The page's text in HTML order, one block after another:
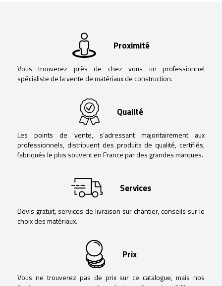
Proximité
Vous trouverez près de chez vous un professionnel
spécialiste de la vente de matériaux de construction.
Qualité
Les points de vente, s’adressant majoritairement aux
professionnels, distribuent des produits de qualité, certifiés,
fabriqués le plus souvent en France par des grandes marques.
Services
Devis gratuit, services de livraison sur chantier, conseils sur le
choix des matériaux.
Prix
Vous ne trouverez pas de prix sur ce catalogue, mais nos